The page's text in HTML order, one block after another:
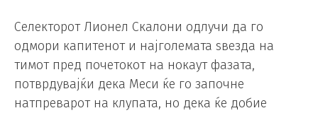
Селекторот Лионел Скалони одлучи да го
одмори капитенот и најголемата ѕвезда на
тимот пред почетокот на нокаут фазата,
потврдувајќи дека Меси ќе го започне
натпреварот на клупата, но дека ќе добие